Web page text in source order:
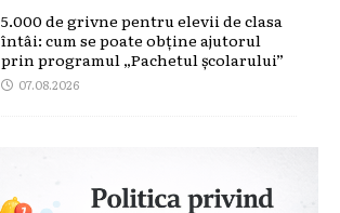
5.000 de grivne pentru elevii de clasa
întâi: cum se poate obține ajutorul
prin programul „Pachetul școlarului”
07.08.2026